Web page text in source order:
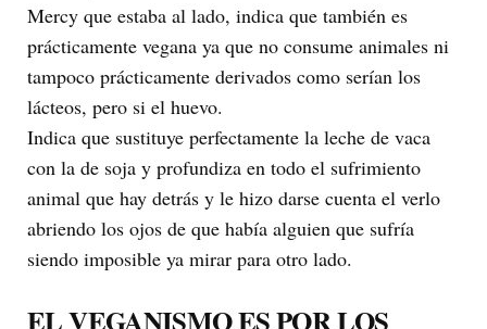
Mercy que estaba al lado, indica que también es
prácticamente vegana ya que no consume animales ni
tampoco prácticamente derivados como serían los
lácteos, pero si el huevo.
Indica que sustituye perfectamente la leche de vaca
con la de soja y profundiza en todo el sufrimiento
animal que hay detrás y le hizo darse cuenta el verlo
abriendo los ojos de que había alguien que sufría
siendo imposible ya mirar para otro lado.